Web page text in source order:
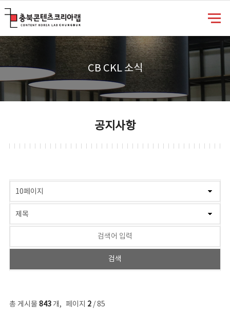
CB CKL 소식
공지사항
총 게시물 843개, 페이지 2/ 85